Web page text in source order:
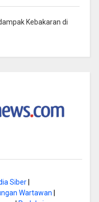
Kebakaran di
Siber|
Wartawan |